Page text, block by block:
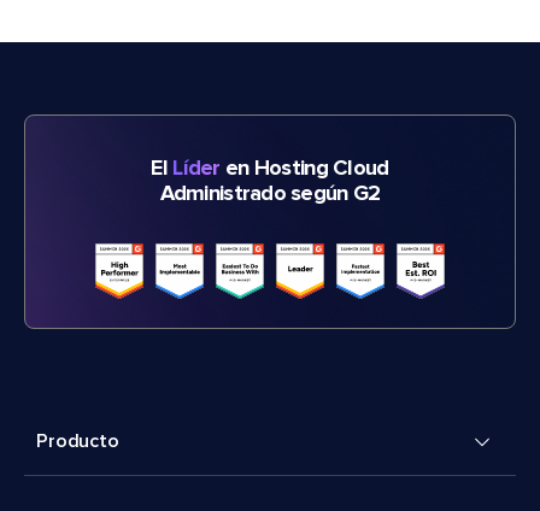
El Líder en Hosting Cloud
Administrado según G2
Producto